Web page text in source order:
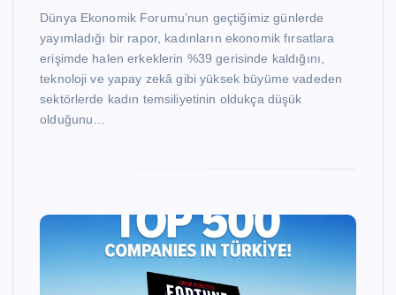
Dünya Ekonomik Forumu’nun geçtiğimiz günlerde
yayımladığı bir rapor, kadınların ekonomik fırsatlara
erişimde halen erkeklerin %39 gerisinde kaldığını,
teknoloji ve yapay zekâ gibi yüksek büyüme vadeden
sektörlerde kadın temsiliyetinin oldukça düşük
olduğunu…